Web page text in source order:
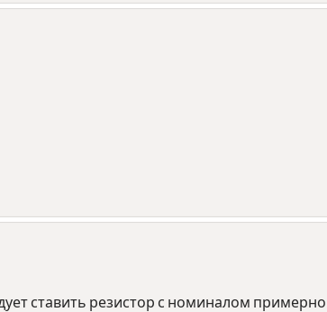
ставить резистор с номиналом